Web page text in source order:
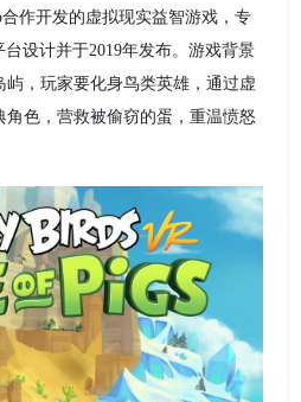
合作开发的虚拟现实益智游戏，专
台设计并于2019年发布。游戏背景
，玩家要化身鸟类英雄，通过虚
色，营救被偷窃的蛋，重温愤怒